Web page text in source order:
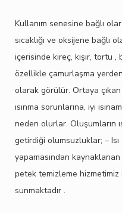
Kullanım senesine bağlı
sıcaklığı ve oksijene bağlı
içerisinde kireç, kışır, tortu
özellikle çamurlaşma
olarak görülür. Ortaya
ısınma sorunlarına, iyi
neden olurlar. Oluşumların
getirdiği olumsuzluklar; –
yapamasından
petek temizleme
sunmaktadır .